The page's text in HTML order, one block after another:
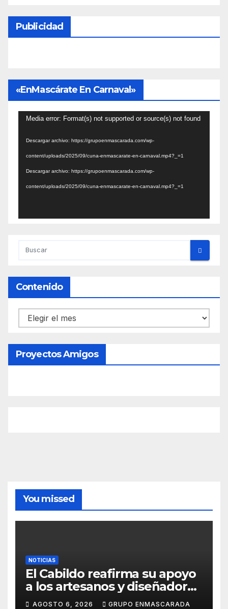
Publicidad
«EnMascárate En Carnaval»
Reproductor
Media error: Format(s) not supported or source(s) not found
Descargar archivo: https://grupoenmascarada.com/wp-
content/uploads/2025/09/cuna-enmascarate-en-carnaval.mp4?_=1
Descargar archivo: https://grupoenmascarada.com/wp-
content/uploads/2025/09/cuna-enmascarate-en-carnaval.mp4?_=1
Contenido
Contenido
Proyectos Amigos
You missed
NOTICIAS
El Cabildo reafirma su apoyo
a los artesanos y diseñadores
del Carnaval de Tenerife
AGOSTO 6, 2026 GRUPO ENMASCARADA